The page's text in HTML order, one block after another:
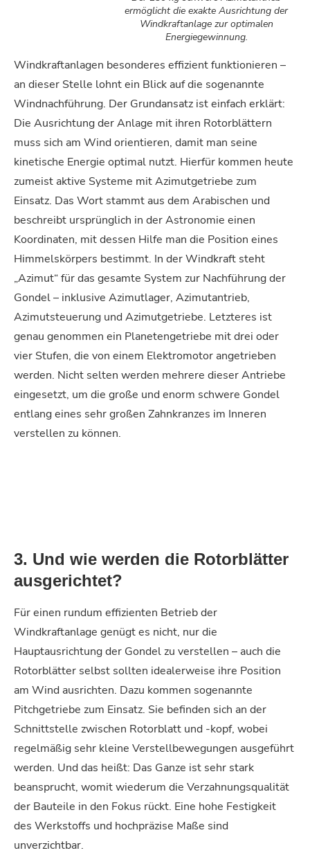
ermöglicht die exakte Ausrichtung der
Windkraftanlage zur optimalen
Energiegewinnung.
Windkraftanlagen besonderes effizient funktionieren –
an dieser Stelle lohnt ein Blick auf die sogenannte
Windnachführung. Der Grundansatz ist einfach erklärt:
Die Ausrichtung der Anlage mit ihren Rotorblättern
muss sich am Wind orientieren, damit man seine
kinetische Energie optimal nutzt. Hierfür kommen heute
zumeist aktive Systeme mit Azimutgetriebe zum
Einsatz. Das Wort stammt aus dem Arabischen und
beschreibt ursprünglich in der Astronomie einen
Koordinaten, mit dessen Hilfe man die Position eines
Himmelskörpers bestimmt. In der Windkraft steht
„Azimut“ für das gesamte System zur Nachführung der
Gondel – inklusive Azimutlager, Azimutantrieb,
Azimutsteuerung und Azimutgetriebe. Letzteres ist
genau genommen ein Planetengetriebe mit drei oder
vier Stufen, die von einem Elektromotor angetrieben
werden. Nicht selten werden mehrere dieser Antriebe
eingesetzt, um die große und enorm schwere Gondel
entlang eines sehr großen Zahnkranzes im Inneren
verstellen zu können.
3. Und wie werden die Rotorblätter
ausgerichtet?
Für einen rundum effizienten Betrieb der
Windkraftanlage genügt es nicht, nur die
Hauptausrichtung der Gondel zu verstellen – auch die
Rotorblätter selbst sollten idealerweise ihre Position
am Wind ausrichten. Dazu kommen sogenannte
Pitchgetriebe zum Einsatz. Sie befinden sich an der
Schnittstelle zwischen Rotorblatt und -kopf, wobei
regelmäßig sehr kleine Verstellbewegungen ausgeführt
werden. Und das heißt: Das Ganze ist sehr stark
beansprucht, womit wiederum die Verzahnungsqualität
der Bauteile in den Fokus rückt. Eine hohe Festigkeit
des Werkstoffs und hochpräzise Maße sind
unverzichtbar.